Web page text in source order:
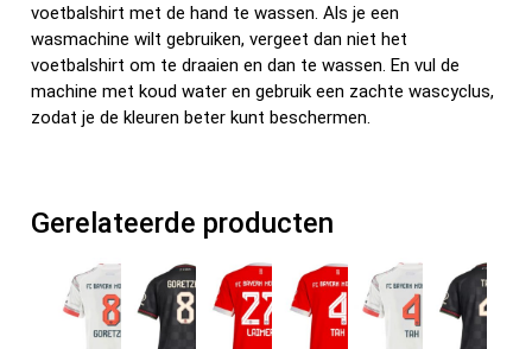
voetbalshirt met de hand te wassen. Als je een
wasmachine wilt gebruiken, vergeet dan niet het
voetbalshirt om te draaien en dan te wassen. En vul de
machine met koud water en gebruik een zachte wascyclus,
zodat je de kleuren beter kunt beschermen.
Gerelateerde producten